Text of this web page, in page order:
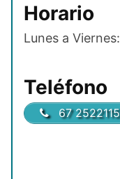
Horario
Lunes a
Teléfono
67 2522115